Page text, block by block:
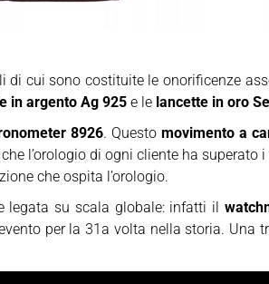
di cui sono costituite le onorificenze
in argento Ag 925 e le lancette in oro
8926. Questomovimento a
l’orologio di ogni cliente ha
che ospita l’orologio.
legata su scala globale: infatti il
per la 31a volta nella storia. Una